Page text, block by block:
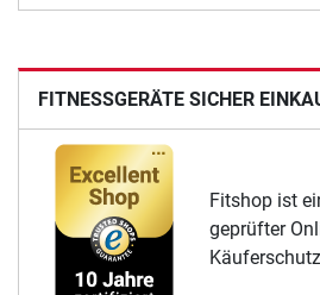
FITNESSGERÄTE SICHER
Fitshop ist
geprüfter
Käuferschutz